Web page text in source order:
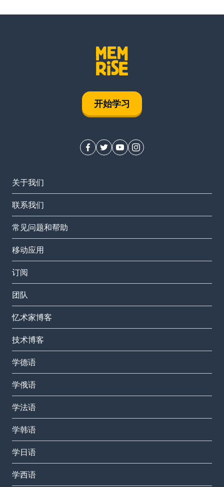
开始学习
关于我们
联系我们
常见问题和帮助
移动应用
订阅
团队
忆术家博客
技术博客
学德语
学俄语
学法语
学韩语
学日语
学西语